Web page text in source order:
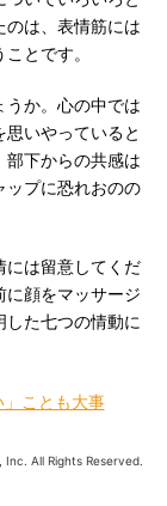
のは、表情筋には
とです。
か。心の中では
いやっていると
部下からの共感は
ップに恐れおのの
は留意してくだ
に顔をマッサージ
した七つの情動に
ことも大事
All Rights Reserved.